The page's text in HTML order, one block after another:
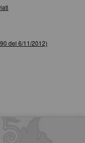
del 6/11/2012)